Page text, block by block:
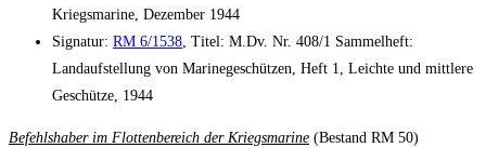
Kriegsmarine, Dezember 1944
Signatur: RM 6/1538, Titel: M.Dv. Nr. 408/1 Sammelheft:
Landaufstellung von Marinegeschützen, Heft 1, Leichte und mittlere
Geschütze, 1944
Befehlshaber im Flottenbereich der Kriegsmarine (Bestand RM 50)